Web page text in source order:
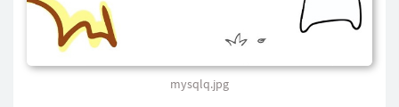
mysqlq.jpg